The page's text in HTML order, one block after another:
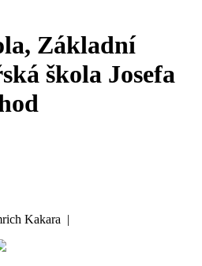
Základní
škola Josefa
Kakara |